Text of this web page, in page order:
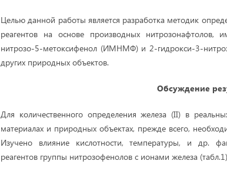
Целью данной работы является разработка методик
реагентов на основе производных
нитрозо-5-метоксифенол (ИМНМФ) и 2-гидрокси-3-
других природных объектов.
Обсуждение
Для количественного определения железа (II) в
материалах и природных объектах, прежде всего,
Изучено влияние кислотности, температуры, и др.
реагентов группы нитрозофенолов с ионами железа